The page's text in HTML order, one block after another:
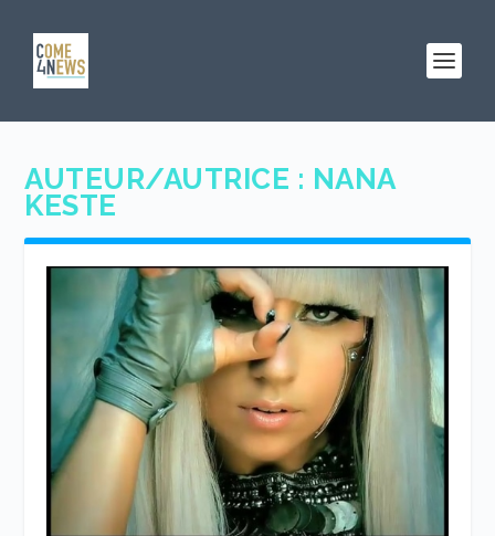
AUTEUR/AUTRICE : NANA
KESTE